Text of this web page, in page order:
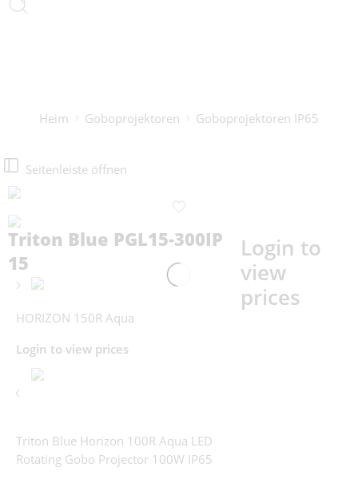
Heim Goboprojektoren Goboprojektoren IP65
Seitenleiste öffnen
Triton Blue PGL15-300IP
15
HORIZON 150R Aqua
Login to view prices
Triton Blue Horizon 100R Aqua LED
Rotating Gobo Projector 100W IP65
Login to
view
prices